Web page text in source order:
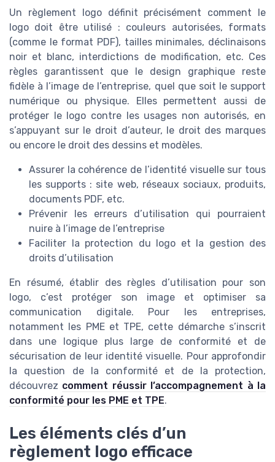
Un règlement logo définit précisément comment le
logo doit être utilisé : couleurs autorisées, formats
(comme le format PDF), tailles minimales, déclinaisons
noir et blanc, interdictions de modification, etc. Ces
règles garantissent que le design graphique reste
fidèle à l’image de l’entreprise, quel que soit le support
numérique ou physique. Elles permettent aussi de
protéger le logo contre les usages non autorisés, en
s’appuyant sur le droit d’auteur, le droit des marques
ou encore le droit des dessins et modèles.
Assurer la cohérence de l’identité visuelle sur tous
les supports : site web, réseaux sociaux, produits,
documents PDF, etc.
Prévenir les erreurs d’utilisation qui pourraient
nuire à l’image de l’entreprise
Faciliter la protection du logo et la gestion des
droits d’utilisation
En résumé, établir des règles d’utilisation pour son
logo, c’est protéger son image et optimiser sa
communication digitale. Pour les entreprises,
notamment les PME et TPE, cette démarche s’inscrit
dans une logique plus large de conformité et de
sécurisation de leur identité visuelle. Pour approfondir
la question de la conformité et de la protection,
découvrez comment réussir l’accompagnement à la
conformité pour les PME et TPE.
Les éléments clés d’un
règlement logo efficace